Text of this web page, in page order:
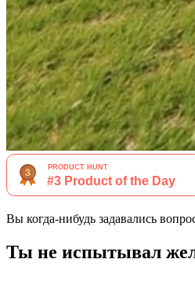
Вы когда-нибудь задавались
Ты не испытывал